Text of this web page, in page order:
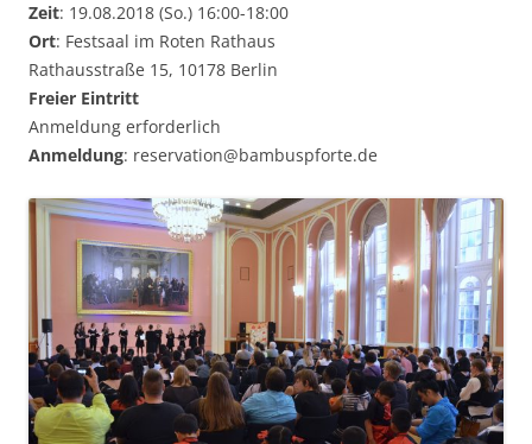
Zeit: 19.08.2018 (So.) 16:00-18:00
Ort: Festsaal im Roten Rathaus
Rathausstraße 15, 10178 Berlin
Freier Eintritt
Anmeldung erforderlich
Anmeldung: reservation@bambuspforte.de